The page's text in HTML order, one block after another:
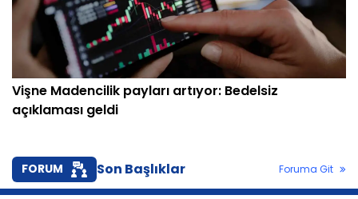
Vişne Madencilik payları artıyor: Bedelsiz
açıklaması geldi
FORUM Son Başlıklar Foruma Git